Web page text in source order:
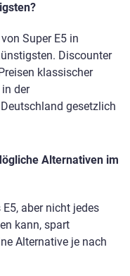
Super E5 in
Discounter
klassischer
der
gesetzlich
Alternativen im
aber nicht jedes
kann, spart
Alternative je nach